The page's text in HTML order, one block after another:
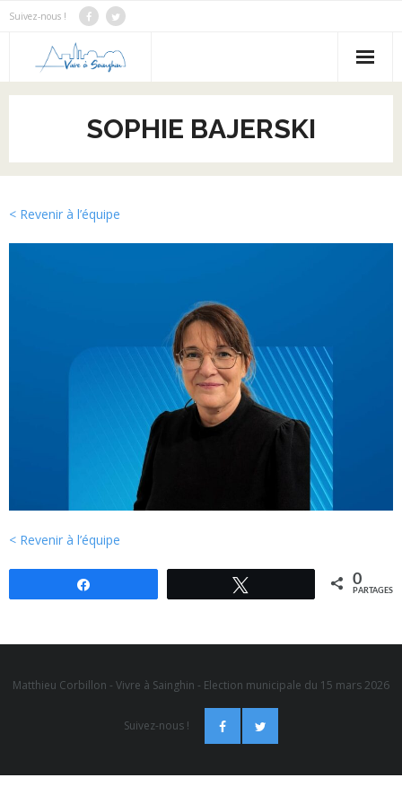
Suivez-nous !
Notre Bilan
Notre programme
Notre équipe
Nous contacter
SOPHIE BAJERSKI
< Revenir à l’équipe
< Revenir à l’équipe
0
PARTAGES
Matthieu Corbillon - Vivre à Sainghin - Election municipale du 15 mars 2026
Suivez-nous !